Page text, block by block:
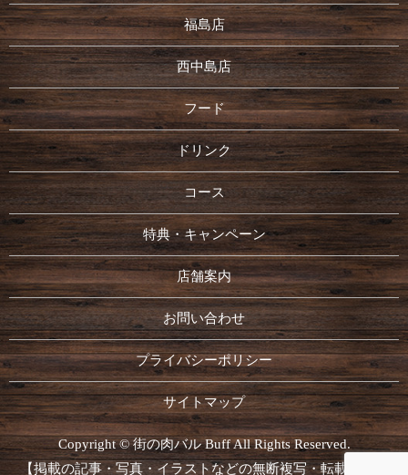
福島店
西中島店
フード
ドリンク
コース
特典・キャンペーン
店舗案内
お問い合わせ
プライバシーポリシー
サイトマップ
Copyright © 街の肉バル Buff All Rights Reserved.
【掲載の記事・写真・イラストなどの無断複写・転載を禁じ